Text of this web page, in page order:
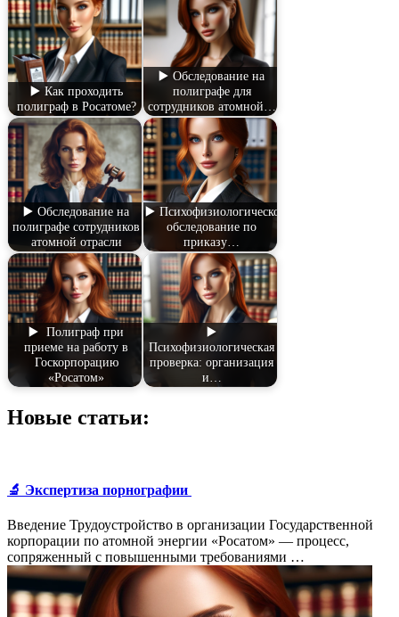
▶️ Как проходить
полиграф в Росатоме?
▶️ Обследование на
полиграфе для
сотрудников атомной…
▶️ Обследование на
полиграфе сотрудников
атомной отрасли
▶️ Психофизиологическое
обследование по
приказу…
▶️ Полиграф при
приеме на работу в
Госкорпорацию
«Росатом»
▶️
Психофизиологическая
проверка: организация
и…
Новые статьи:
🔬 Экспертиза порнографии
Введение Трудоустройство в организации Государственной
корпорации по атомной энергии «Росатом» — процесс,
сопряженный с повышенными требованиями …